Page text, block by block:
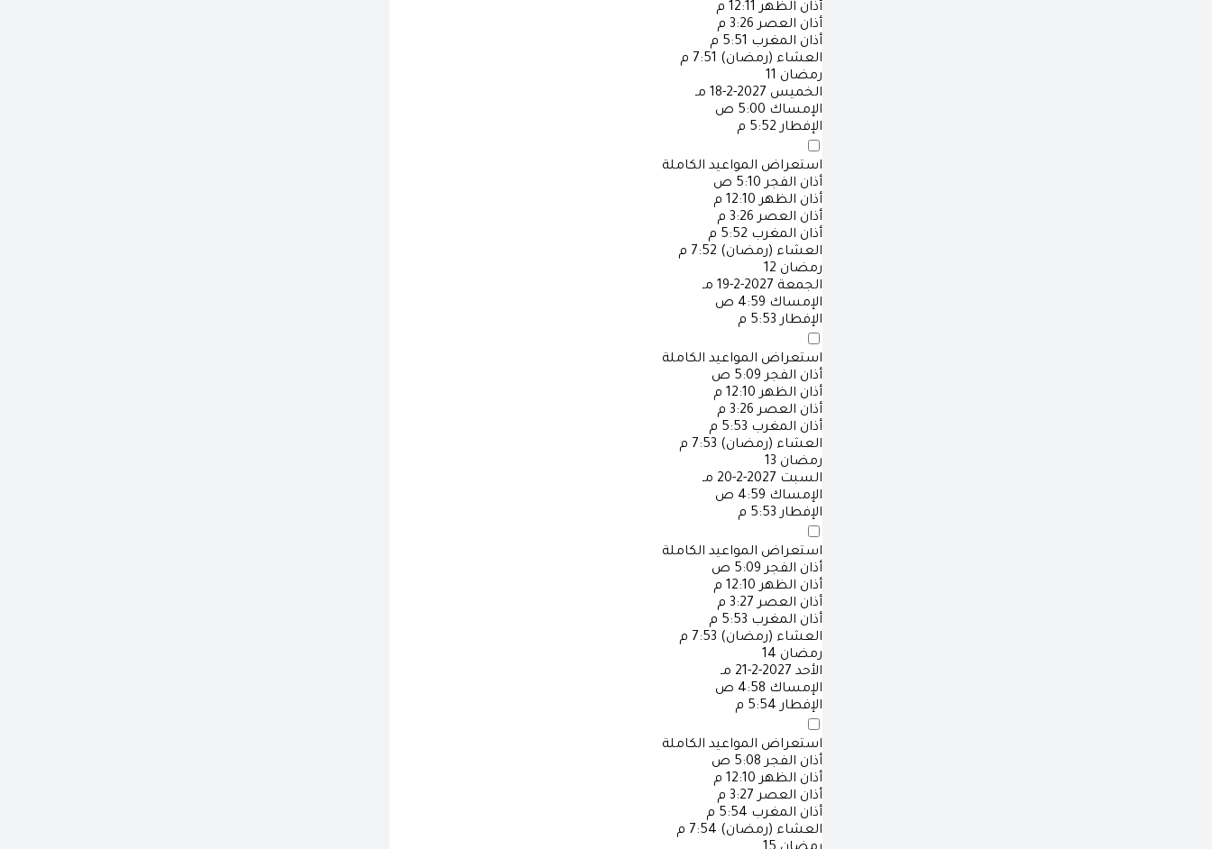
أذان الظهر 12:11 م
أذان العصر 3:26 م
أذان المغرب 5:51 م
العشاء (رمضان) 7:51 م
رمضان 11
الخميس 2027-2-18 مـ
الإمساك 5:00 ص
الإفطار 5:52 م
استعراض المواعيد الكاملة
أذان الفجر 5:10 ص
أذان الظهر 12:10 م
أذان العصر 3:26 م
أذان المغرب 5:52 م
العشاء (رمضان) 7:52 م
رمضان 12
الجمعة 2027-2-19 مـ
الإمساك 4:59 ص
الإفطار 5:53 م
استعراض المواعيد الكاملة
أذان الفجر 5:09 ص
أذان الظهر 12:10 م
أذان العصر 3:26 م
أذان المغرب 5:53 م
العشاء (رمضان) 7:53 م
رمضان 13
السبت 2027-2-20 مـ
الإمساك 4:59 ص
الإفطار 5:53 م
استعراض المواعيد الكاملة
أذان الفجر 5:09 ص
أذان الظهر 12:10 م
أذان العصر 3:27 م
أذان المغرب 5:53 م
العشاء (رمضان) 7:53 م
رمضان 14
الأحد 2027-2-21 مـ
الإمساك 4:58 ص
الإفطار 5:54 م
استعراض المواعيد الكاملة
أذان الفجر 5:08 ص
أذان الظهر 12:10 م
أذان العصر 3:27 م
أذان المغرب 5:54 م
العشاء (رمضان) 7:54 م